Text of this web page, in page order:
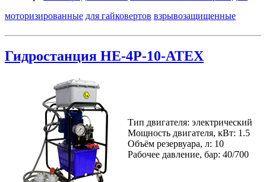
моторизированные для гайковертов взрывозащищенные
Гидростанция HE-4P-10-ATEX
Тип двигателя: электрический
Мощность двигателя, кВт: 1.5
Объём резервуара, л: 10
Рабочее давление, бар: 40/700